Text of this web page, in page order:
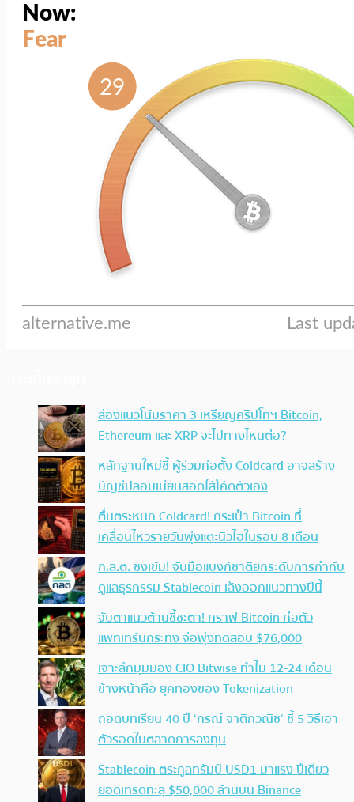
ส่องแนวโน้มราคา 3 เหรียญคริปโทฯ Bitcoin,
Ethereum และ XRP จะไปทางไหนต่อ?
หลักฐานใหม่ชี้ ผู้ร่วมก่อตั้ง Coldcard อาจสร้าง
บัญชีปลอมเนียนสอดไส้โค้ดตัวเอง
ตื่นตระหนก Coldcard! กระเป๋า Bitcoin ที่
เคลื่อนไหวรายวันพุ่งแตะนิวไฮในรอบ 8 เดือน
ก.ล.ต. ชงเข้ม! จับมือแบงก์ชาติยกระดับการกำกับ
ดูแลธุรกรรม Stablecoin เล็งออกแนวทางปีนี้
จับตาแนวต้านชี้ชะตา! กราฟ Bitcoin ก่อตัว
แพทเทิร์นกระทิง จ่อพุ่งทดสอบ $76,000
เจาะลึกมุมมอง CIO Bitwise ทำไม 12-24 เดือน
ข้างหน้าคือ ยุคทองของ Tokenization
ถอดบทเรียน 40 ปี ‘กรณ์ จาติกวณิช’ ชี้ 5 วิธีเอา
ตัวรอดในตลาดการลงทุน
Stablecoin ตระกูลทรัมป์ USD1 มาแรง ปีเดียว
ยอดเทรดทะลุ $50,000 ล้านบน Binance